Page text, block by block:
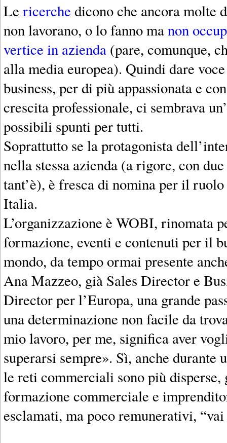
Le ricerche dicono che ancora molte
non lavorano, o lo fanno manon
vertice in azienda (pare, comunque,
alla media europea). Quindi dare
business, per di più appassionata e
crescita professionale, ci sembrava
possibili spunti per tutti.
Soprattutto se la protagonista
nella stessa azienda (a rigore, con
tant’è), è fresca di nomina per il
Italia.
L’organizzazione è WOBI, rinomata
formazione, eventi e contenuti per il
mondo, da tempo ormai presente
Ana Mazzeo, già Sales Director e
Director per l’Europa, una grande
una determinazione non facile da
mio lavoro, per me, significa aver
superarsi sempre». Sì, anche durante
le reti commerciali sono più
formazione commerciale e
esclamati, ma poco remunerativi,